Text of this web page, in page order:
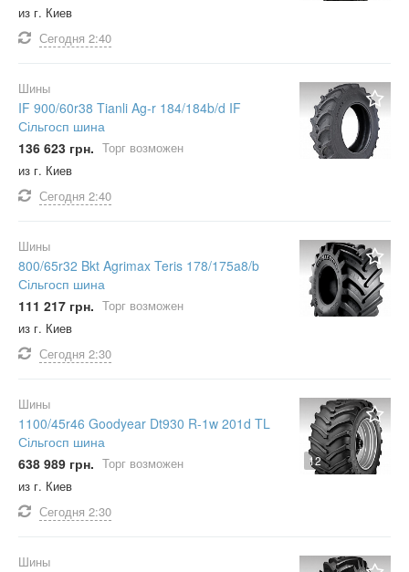
из г. Киев
Сегодня 2:40
Шины
IF 900/60r38 Tianli Ag-r 184/184b/d IF
Сільгосп шина
136 623 грн. Торг возможен
из г. Киев
Сегодня 2:40
Шины
800/65r32 Bkt Agrimax Teris 178/175a8/b
Сільгосп шина
111 217 грн. Торг возможен
из г. Киев
Сегодня 2:30
12
Шины
1100/45r46 Goodyear Dt930 R-1w 201d TL
Сільгосп шина
638 989 грн. Торг возможен
из г. Киев
Сегодня 2:30
Шины